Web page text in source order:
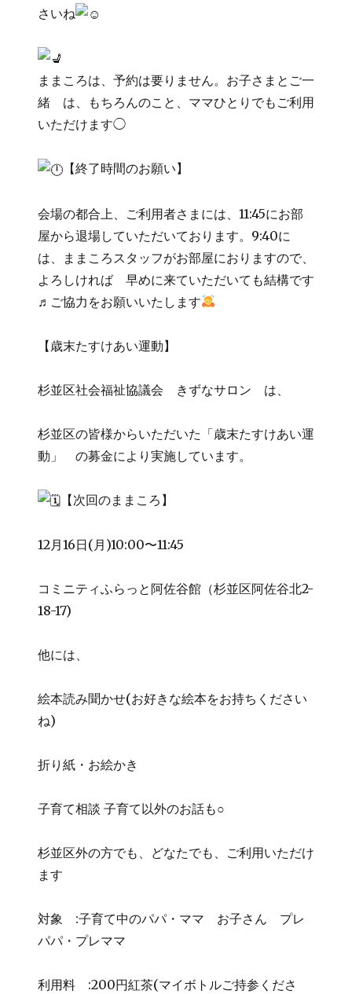
さいね
ままころは、予約は要りません。お子さまとご一
緒 は、もちろんのこと、ママひとりでもご利用
いただけます◯
【終了時間のお願い】
会場の都合上、ご利用者さまには、11:45にお部
屋から退場していただいております。9:40に
は、ままころスタッフがお部屋におりますので、
よろしければ 早めに来ていただいても結構です
♬ご協力をお願いいたします
【歳末たすけあい運動】
杉並区社会福祉協議会 きずなサロン は、
杉並区の皆様からいただいた「歳末たすけあい運
動」 の募金により実施しています。
【次回のままころ】
12月16日(月)10:00〜11:45
コミニティふらっと阿佐谷館（杉並区阿佐谷北2-
18-17)
他には、
絵本読み聞かせ(お好きな絵本をお持ちください
ね)
折り紙・お絵かき
子育て相談 子育て以外のお話も○
杉並区外の方でも、どなたでも、ご利用いただけ
ます
対象 :子育て中のパパ・ママ お子さん プレ
パパ・プレママ
利用料 :200円紅茶(マイボトルご持参くださ